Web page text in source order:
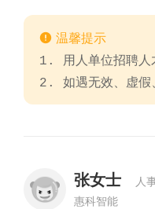
 温馨提示
1. 用人单位招聘人
2. 如遇无效、虚假
张女士
人
惠科智能